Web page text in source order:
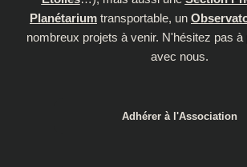
Planétarium transportable, un
nombreux projets à venir. N'hésitez pas à
avec nous.
Adhérer à l'Association